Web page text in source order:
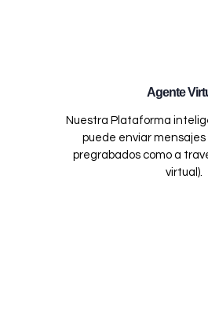
Agente
Nuestra Plataforma
puede enviar
pregrabados como a
virtual).